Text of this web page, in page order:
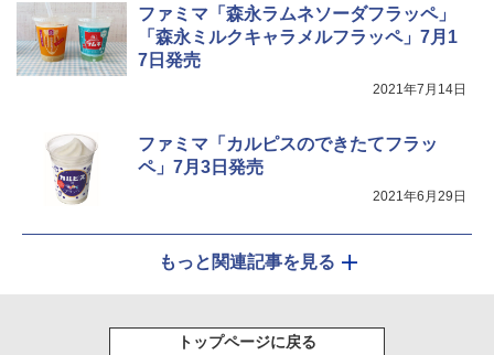
ファミマ「森永ラムネソーダフラッペ」
「森永ミルクキャラメルフラッペ」7月1
7日発売
2021年7月14日
ファミマ「カルピスのできたてフラッ
ペ」7月3日発売
2021年6月29日
もっと関連記事を見る
トップページに戻る